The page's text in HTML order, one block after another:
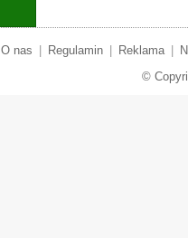
O nas Regulamin Reklama
©